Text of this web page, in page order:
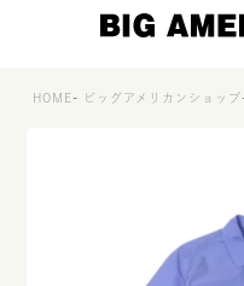
HOME ビッグアメリカンショップ